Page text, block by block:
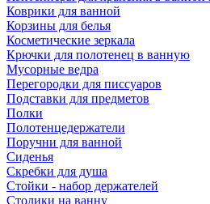
Коврики для ванной
Корзины для белья
Косметические зеркала
Крючки для полотенец в ванную
Мусорные ведра
Перегородки для писсуаров
Подставки для предметов
Полки
Полотенцедержатели
Поручни для ванной
Сиденья
Скребки для душа
Стойки - набор держателей
Столики на ванну